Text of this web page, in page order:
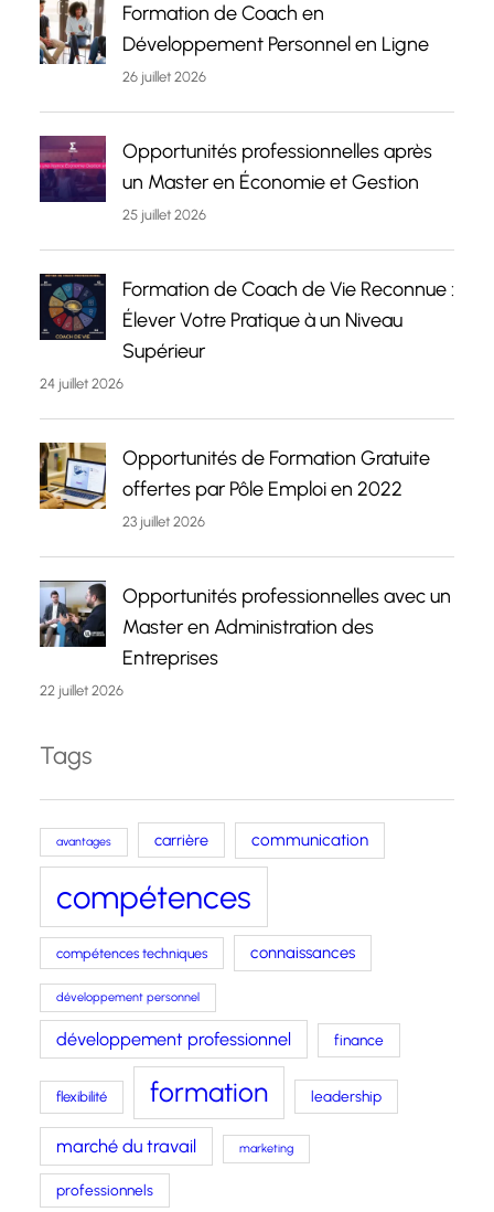
Formation de Coach en
Développement Personnel en Ligne
26 juillet 2026
Opportunités professionnelles après
un Master en Économie et Gestion
25 juillet 2026
Formation de Coach de Vie Reconnue :
Élever Votre Pratique à un Niveau
Supérieur
24 juillet 2026
Opportunités de Formation Gratuite
offertes par Pôle Emploi en 2022
23 juillet 2026
Opportunités professionnelles avec un
Master en Administration des
Entreprises
22 juillet 2026
Tags
avantages carrière communication
compétences
compétences techniques connaissances
développement personnel
développement professionnel finance
flexibilité formation leadership
marché du travail marketing
professionnels